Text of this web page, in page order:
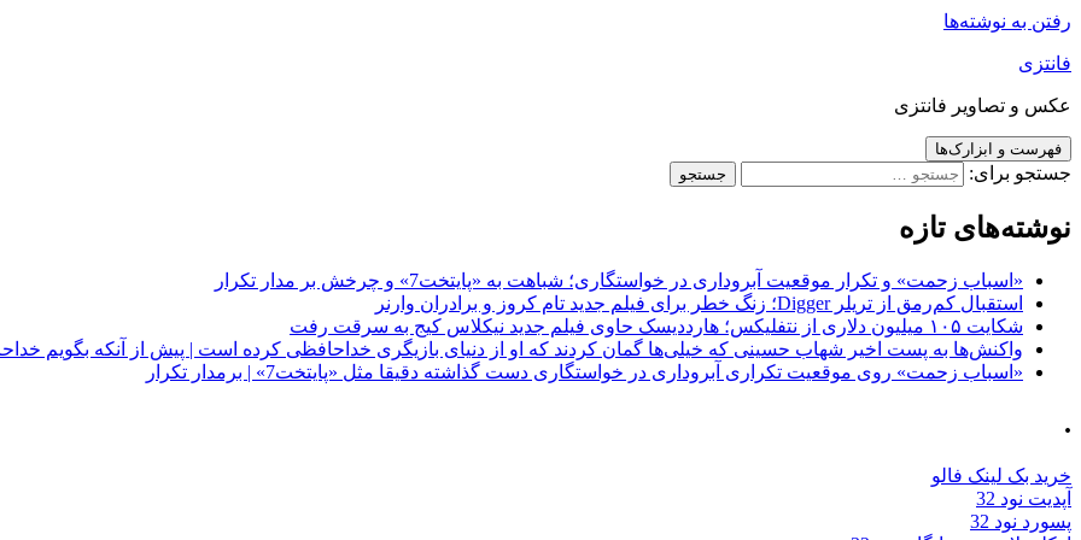
رفتن به نوشته‌ها
فانتزی
عکس و تصاویر فانتزی
فهرست و ابزارک‌ها
جستجو برای:
نوشته‌های تازه
«اسباب زحمت» و تکرار موقعیت آبروداری در خواستگاری؛ شباهت به «پایتخت7» و چرخش بر مدار تکرار
استقبال کم‌رمق از تریلر Digger؛ زنگ خطر برای فیلم جدید تام کروز و برادران وارنر
شکایت ۱۰۵ میلیون دلاری از نتفلیکس؛ هارددیسک حاوی فیلم جدید نیکلاس کیج به سرقت رفت
واکنش‌ها به پست اخیر شهاب حسینی که خیلی‌ها گمان کردند که او از دنیای بازیگری خداحافظی کرده است | پیش از آنکه بگویم
«اسباب زحمت» روی موقعیت تکراری آبروداری در خواستگاری دست گذاشته دقیقا مثل «پایتخت7» | برمدار تکرار
.
خرید بک لینک فالو
آپدیت نود 32
پسورد نود 32